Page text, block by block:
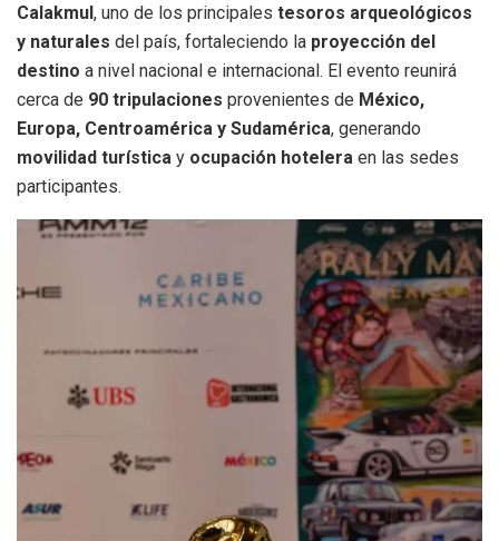
Calakmul, uno de los principales tesoros arqueológicos
y naturales del país, fortaleciendo la proyección del
destino a nivel nacional e internacional. El evento reunirá
cerca de 90 tripulaciones provenientes de México,
Europa, Centroamérica y Sudamérica, generando
movilidad turística y ocupación hotelera en las sedes
participantes.